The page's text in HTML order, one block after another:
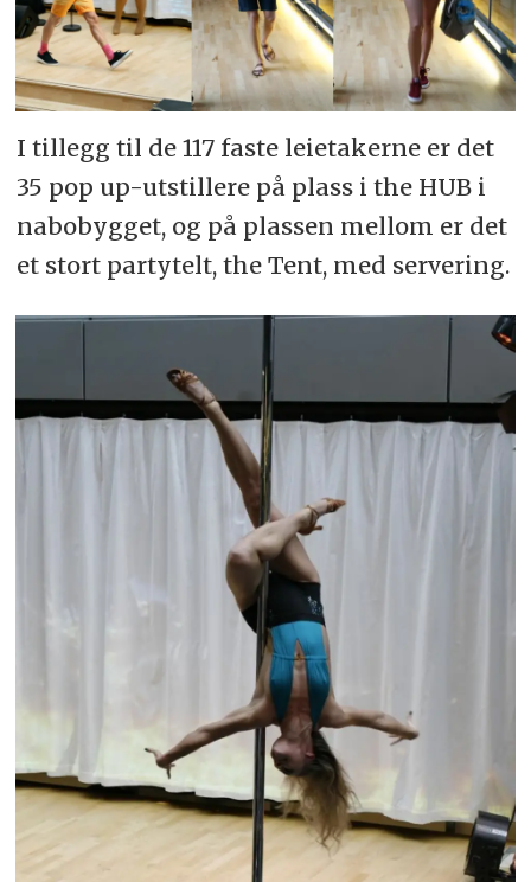
I tillegg til de 117 faste leietakerne er det
35 pop up-utstillere på plass i the HUB i
nabobygget, og på plassen mellom er det
et stort partytelt, the Tent, med servering.